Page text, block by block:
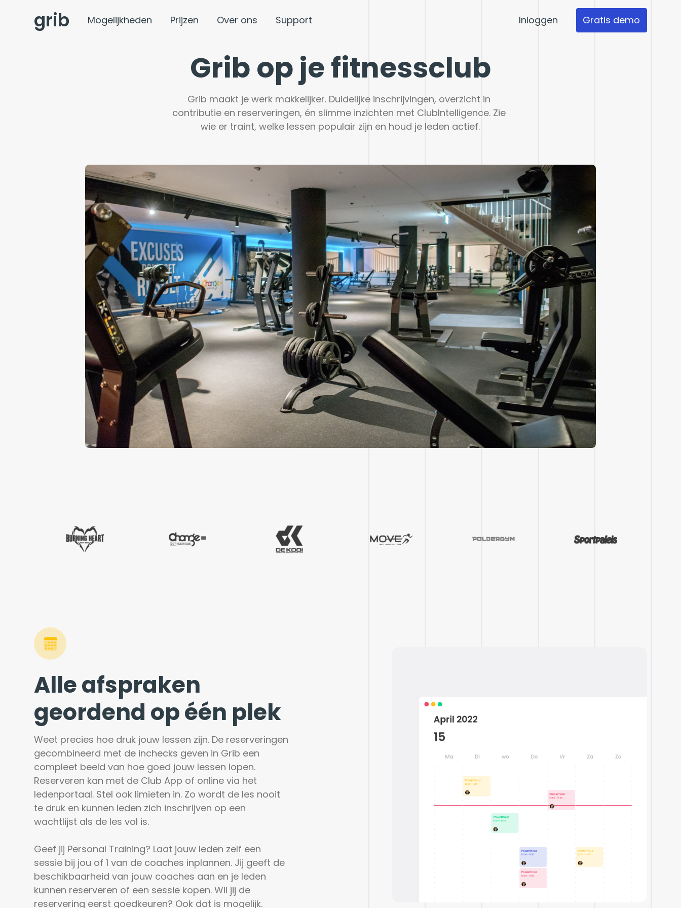
grib Mogelijkheden Prijzen Over ons Support Inloggen Gratis demo
Grib op je fitnessclub
Grib maakt je werk makkelijker. Duidelijke inschrijvingen, overzicht in
contributie en reserveringen, én slimme inzichten met ClubIntelligence. Zie
wie er traint, welke lessen populair zijn en houd je leden actief.
Alle afspraken
geordend op één plek
Weet precies hoe druk jouw lessen zijn. De reserveringen
gecombineerd met de inchecks geven in Grib een
compleet beeld van hoe goed jouw lessen lopen.
Reserveren kan met de Club App of online via het
ledenportaal. Stel ook limieten in. Zo wordt de les nooit
te druk en kunnen leden zich inschrijven op een
wachtlijst als de les vol is.
Geef jij Personal Training? Laat jouw leden zelf een
sessie bij jou of 1 van de coaches inplannen. Jij geeft de
beschikbaarheid van jouw coaches aan en je leden
kunnen reserveren of een sessie kopen. Wil jij de
reservering eerst goedkeuren? Ook dat is mogelijk.